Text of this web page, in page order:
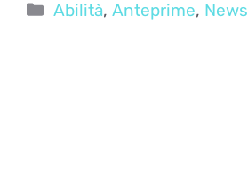
Categorie
Abilità,Anteprime, News